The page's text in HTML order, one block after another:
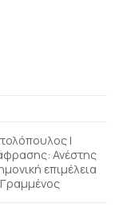
|
Ανέστης
επιμέλεια